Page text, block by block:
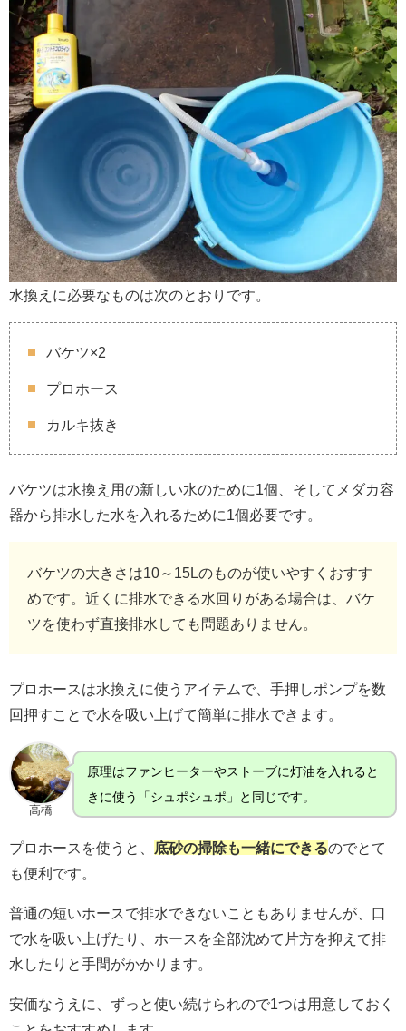
水換えに必要なものは次のとおりです。
バケツ×2
プロホース
カルキ抜き
バケツは水換え用の新しい水のために1個、そしてメダカ容
器から排水した水を入れるために1個必要です。
バケツの大きさは10～15Lのものが使いやすくおすす
めです。近くに排水できる水回りがある場合は、バケ
ツを使わず直接排水しても問題ありません。
プロホースは水換えに使うアイテムで、手押しポンプを数
回押すことで水を吸い上げて簡単に排水できます。
高橋
原理はファンヒーターやストーブに灯油を入れると
きに使う「シュポシュポ」と同じです。
プロホースを使うと、 底砂の掃除も一緒にできるのでとて
も便利です。
普通の短いホースで排水できないこともありませんが、口
で水を吸い上げたり、ホースを全部沈めて片方を抑えて排
水したりと手間がかかります。
安価なうえに、ずっと使い続けられので1つは用意しておく